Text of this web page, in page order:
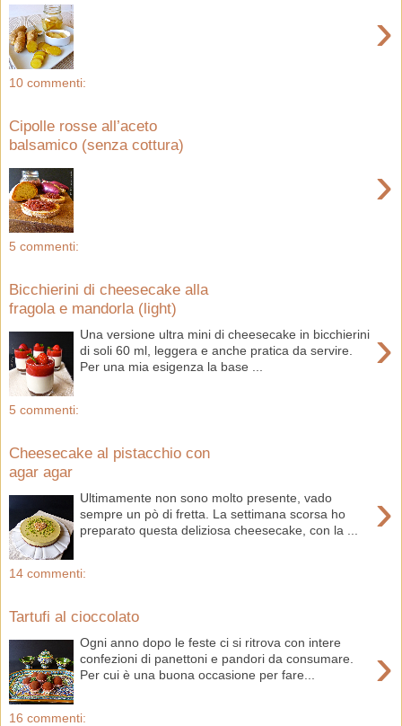
›
10 commenti:
Cipolle rosse all’aceto
balsamico (senza cottura)
›
5 commenti:
Bicchierini di cheesecake alla
fragola e mandorla (light)
›
Una versione ultra mini di cheesecake in bicchierini
di soli 60 ml, leggera e anche pratica da servire.
Per una mia esigenza la base ...
5 commenti:
Cheesecake al pistacchio con
agar agar
›
Ultimamente non sono molto presente, vado
sempre un pò di fretta. La settimana scorsa ho
preparato questa deliziosa cheesecake, con la ...
14 commenti:
Tartufi al cioccolato
›
Ogni anno dopo le feste ci si ritrova con intere
confezioni di panettoni e pandori da consumare.
Per cui è una buona occasione per fare...
16 commenti: